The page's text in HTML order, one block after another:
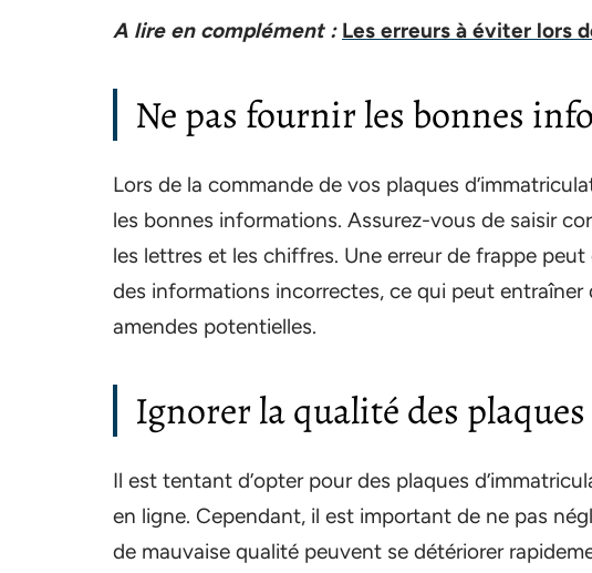
A lire en complément : Les erreurs à éviter lors
Ne pas fournir les bonnes
Lors de la commande de vos plaques
les bonnes informations. Assurez-vous de saisir
les lettres et les chiffres. Une erreur de frappe
des informations incorrectes, ce qui peut entraîner
amendes potentielles.
Ignorer la qualité des plaques
Il est tentant d’opter pour des plaques
en ligne. Cependant, il est important de ne pas
de mauvaise qualité peuvent se détériorer